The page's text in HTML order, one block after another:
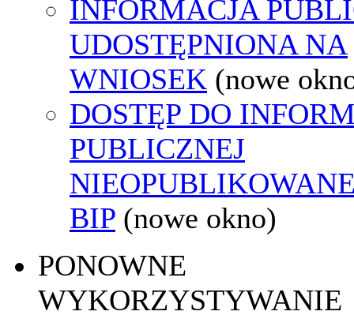
INFORMACJA
UDOSTĘPNIONA NA
WNIOSEK (nowe
DOSTĘP DO
PUBLICZNEJ
BIP (nowe okno)
PONOWNE
WYKORZYSTYWANIE